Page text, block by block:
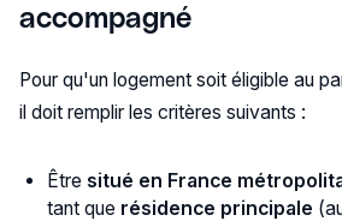
accompagné
Pour qu'un logement soit éligible au
il doit remplir les critères suivants :
Être situé en France
tant que résidence principale